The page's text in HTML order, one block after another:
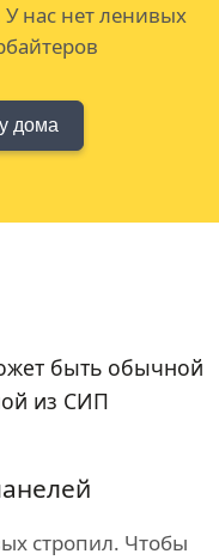
нас нет ленивых
дома
быть обычной
из СИП
стропил. Чтобы